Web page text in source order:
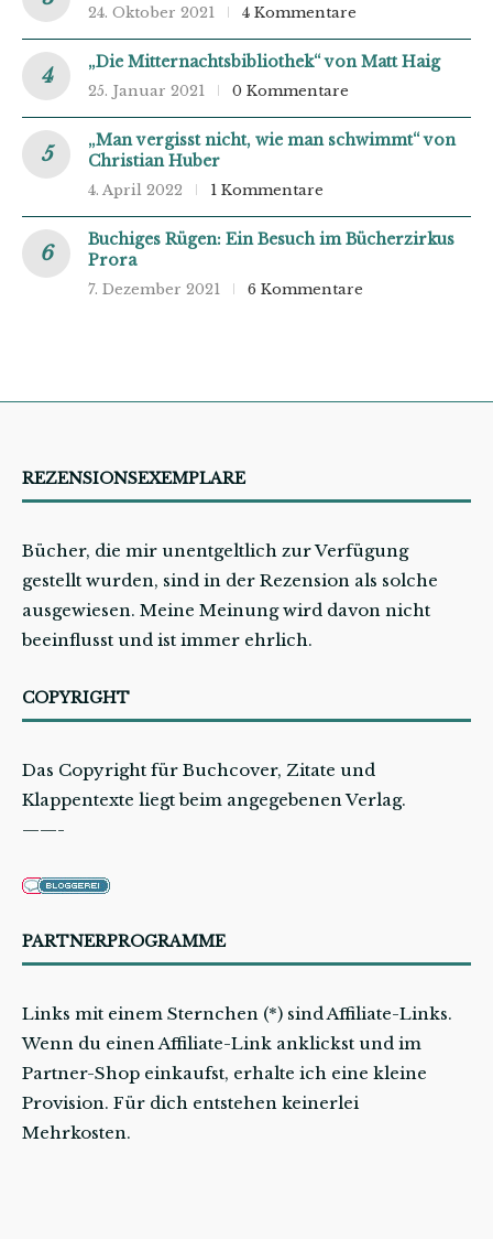
24. Oktober 2021 4 Kommentare
„Die Mitternachtsbibliothek“ von Matt Haig
25. Januar 2021 0 Kommentare
„Man vergisst nicht, wie man schwimmt“ von
Christian Huber
4. April 2022 1 Kommentare
Buchiges Rügen: Ein Besuch im Bücherzirkus
Prora
7. Dezember 2021 6 Kommentare
REZENSIONSEXEMPLARE
Bücher, die mir unentgeltlich zur Verfügung
gestellt wurden, sind in der Rezension als solche
ausgewiesen. Meine Meinung wird davon nicht
beeinflusst und ist immer ehrlich.
COPYRIGHT
Das Copyright für Buchcover, Zitate und
Klappentexte liegt beim angegebenen Verlag.
——-
PARTNERPROGRAMME
Links mit einem Sternchen (*) sind Affiliate-Links.
Wenn du einen Affiliate-Link anklickst und im
Partner-Shop einkaufst, erhalte ich eine kleine
Provision. Für dich entstehen keinerlei
Mehrkosten.